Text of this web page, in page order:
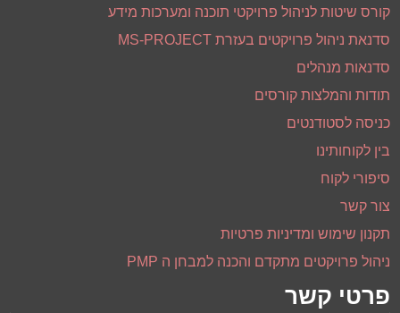
הדרכות וסדנאות
הקורסים הציבוריים הקרובים
מאמרים
הצהרת נגישות
קורס ניהול פרויקטים ®PMP
קורס שיטות לניהול פרויקטי תוכנה ומערכות מידע
סדנאת ניהול פרויקטים בעזרת MS-PROJECT
סדנאות מנהלים
תודות והמלצות קורסים
כניסה לסטודנטים
בין לקוחותינו